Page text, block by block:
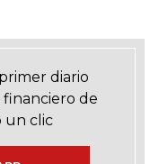
diario
financiero de
un clic